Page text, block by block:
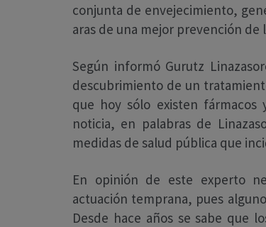
conjunta de envejecimiento,
aras de una mejor prevención de
Según informó Gurutz
descubrimiento de un
que hoy sólo existen fármacos
noticia, en palabras de
medidas de salud pública que
En opinión de este experto
actuación temprana, pues
Desde hace años se sabe que